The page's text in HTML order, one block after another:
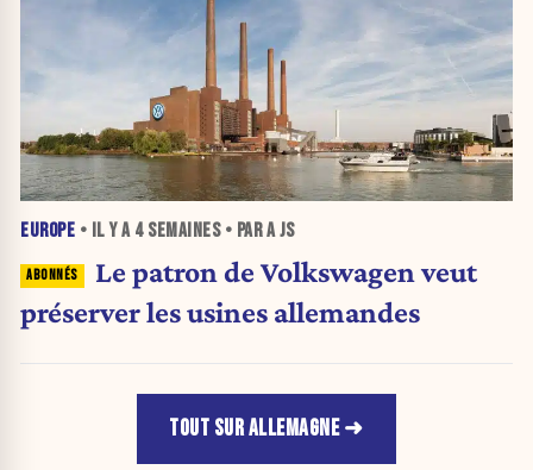
EUROPE • IL Y A 4 SEMAINES• PAR A JS
Le patron de Volkswagen veut
préserver les usines allemandes
TOUT SUR ALLEMAGNE